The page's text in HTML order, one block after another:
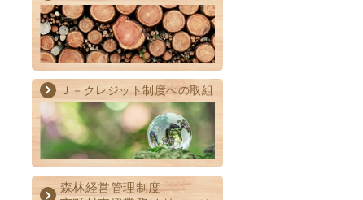
Ｊ－クレジット制度への取組
森林経営管理制度